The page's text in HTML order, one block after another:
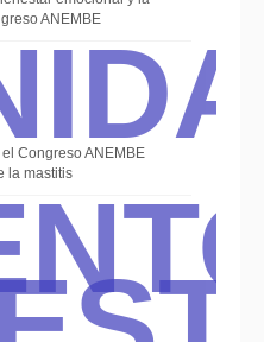
ANEMBE
Congreso ANEMBE
la mastitis